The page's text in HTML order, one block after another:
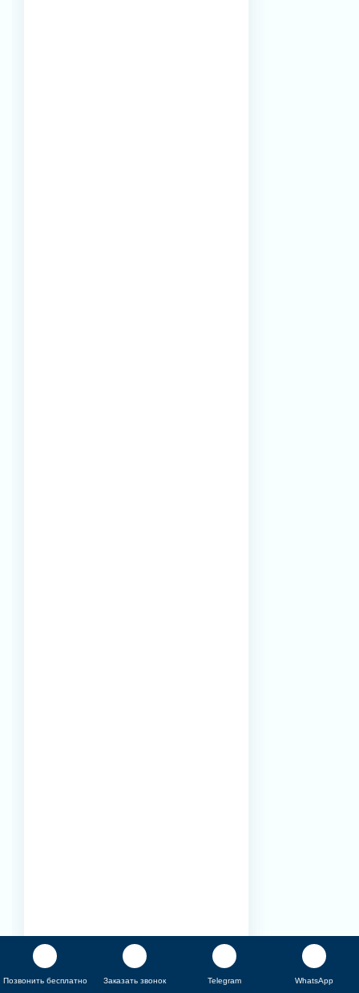
Позвонить бесплатно Заказать звонок Telegram WhatsApp